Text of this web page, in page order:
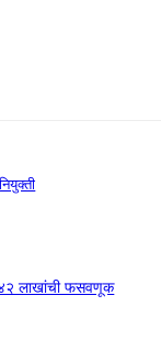
लाखांची फसवणूक